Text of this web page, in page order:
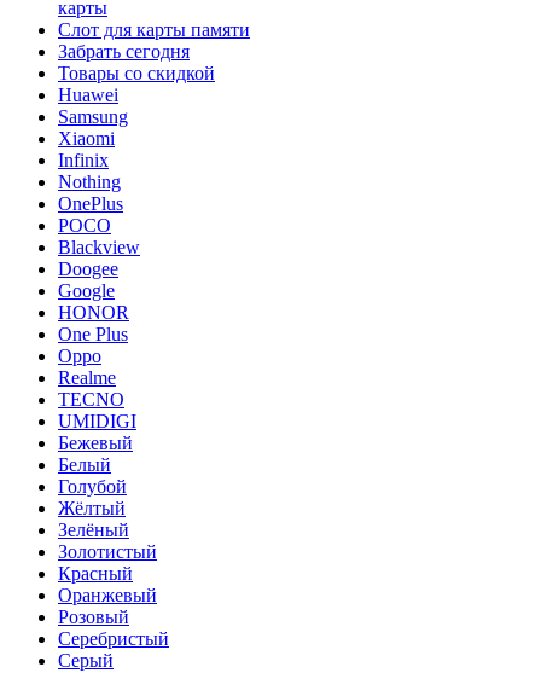
карты
Слот для карты памяти
Забрать сегодня
Товары со скидкой
Huawei
Samsung
Xiaomi
Infinix
Nothing
OnePlus
POCO
Blackview
Doogee
Google
HONOR
One Plus
Oppo
Realme
TECNO
UMIDIGI
Бежевый
Белый
Голубой
Жёлтый
Зелёный
Золотистый
Красный
Оранжевый
Розовый
Серебристый
Серый